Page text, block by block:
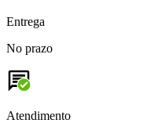
Entrega
No prazo
Atendimento